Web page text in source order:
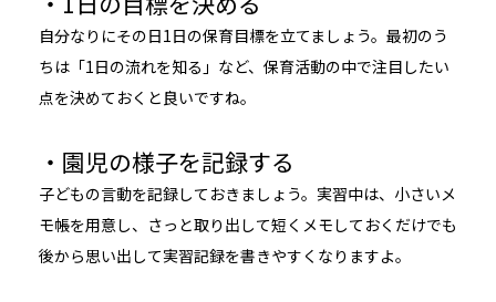
自分なりにその日1日の保育目標を立てましょう。最初のう
ちは「1日の流れを知る」など、保育活動の中で注目したい
点を決めておくと良いですね。
・園児の様子を記録する
子どもの言動を記録しておきましょう。実習中は、小さいメ
モ帳を用意し、さっと取り出して短くメモしておくだけでも
後から思い出して実習記録を書きやすくなりますよ。